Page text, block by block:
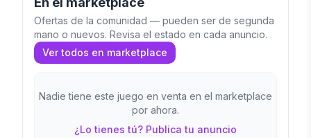
Ofertas de la comunidad — pueden ser de segunda
mano o nuevos. Revisa el estado en cada anuncio.
Ver todos en marketplace
Nadie tiene este juego en venta en el marketplace
por ahora.
¿Lo tienes tú? Publica tu anuncio